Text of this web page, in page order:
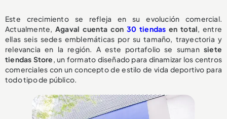
Este crecimiento se refleja en su evolución comercial.
Actualmente,Agaval cuenta con 30 tiendas en total, entre
ellas seis sedes emblemáticas por su tamaño, trayectoria y
relevancia en la región. A este portafolio se suman siete
tiendas Store, un formato diseñado para dinamizar los centros
comerciales con un concepto de estilo de vida deportivo para
todo tipo de público.